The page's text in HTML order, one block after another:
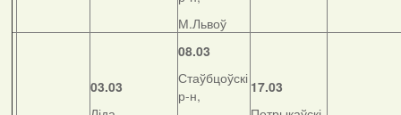
М.Львоў
03.03
08.03
Стаўбцоўскі
р-н,
17.03